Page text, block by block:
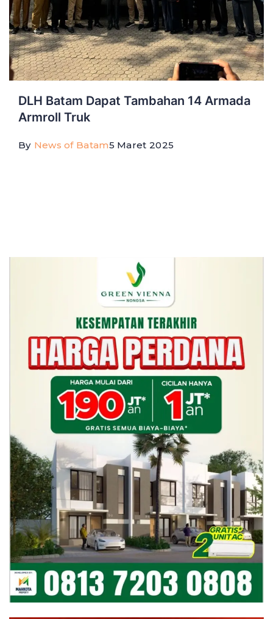
DLH Batam Dapat Tambahan 14 Armada
Armroll Truk
By News of Batam5 Maret 2025